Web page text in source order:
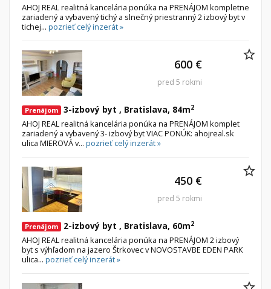
AHOJ REAL realitná kancelária ponúka na PRENÁJOM kompletne
zariadený a vybavený tichý a slnečný priestranný 2 izbový byt v
tichej... pozrieť celý inzerát »
Prenájom 3-izbový byt , Bratislava, 84m2
AHOJ REAL realitná kancelária ponúka na PRENÁJOM komplet
zariadený a vybavený 3- izbový byt VIAC PONÚK: ahojreal.sk
ulica MIEROVÁ v... pozrieť celý inzerát »
600 €
pred 5 rokmi
Prenájom 2-izbový byt , Bratislava, 60m2
AHOJ REAL realitná kancelária ponúka na PRENÁJOM 2 izbový
byt s výhľadom na jazero Štrkovec v NOVOSTAVBE EDEN PARK
ulica... pozrieť celý inzerát »
450 €
pred 5 rokmi